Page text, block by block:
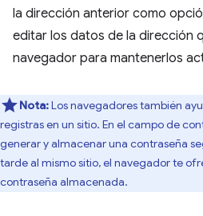
la dirección anterior como
editar los datos de la dirección
navegador para mantenerlos
Nota:Los navegadores también
registras en un sitio. En el campo de
generar y almacenar una contraseña
tarde al mismo sitio, el navegador te
contraseña almacenada.